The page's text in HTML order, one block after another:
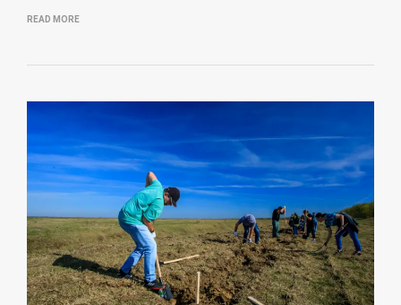
READ MORE